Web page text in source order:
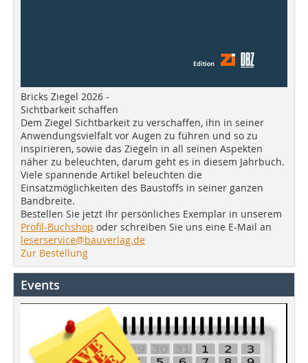
Bricks Ziegel 2026 -
Sichtbarkeit schaffen
Dem Ziegel Sichtbarkeit zu verschaffen, ihn in seiner
Anwendungsvielfalt vor Augen zu führen und so zu
inspirieren, sowie das Ziegeln in all seinen Aspekten
näher zu beleuchten, darum geht es in diesem Jahrbuch.
Viele spannende Artikel beleuchten die
Einsatzmöglichkeiten des Baustoffs in seiner ganzen
Bandbreite.
Bestellen Sie jetzt Ihr persönliches Exemplar in unserem
Profil-Buchshop oder schreiben Sie uns eine E-Mail an
leserservice@bauverlag.de
Zur Bestellung
Events